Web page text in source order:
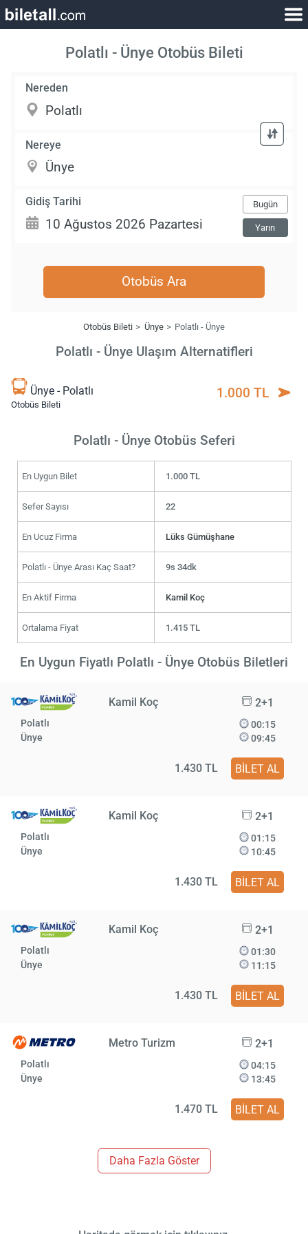
Polatlı - Ünye Otobüs Bileti
Nereden
Nereye
Gidiş Tarihi Bugün
Yarın
Otobüs Ara
Otobüs Bileti Ünye Polatlı - Ünye
Polatlı - Ünye Ulaşım Alternatifleri
Ünye - Polatlı
Otobüs Bileti
1.000 TL
Polatlı - Ünye Otobüs Seferi
En Uygun Bilet 1.000 TL
Sefer Sayısı 22
En Ucuz Firma Lüks Gümüşhane
Polatlı - Ünye Arası Kaç Saat? 9s 34dk
En Aktif Firma Kamil Koç
Ortalama Fiyat 1.415 TL
En Uygun Fiyatlı Polatlı - Ünye Otobüs Biletleri
Kamil Koç 2+1
Polatlı
Ünye
00:15
09:45
1.430 TL BİLET AL
Kamil Koç 2+1
Polatlı
Ünye
01:15
10:45
1.430 TL BİLET AL
Kamil Koç 2+1
Polatlı
Ünye
01:30
11:15
1.430 TL BİLET AL
Metro Turizm 2+1
Polatlı
Ünye
04:15
13:45
1.470 TL BİLET AL
Daha Fazla Göster